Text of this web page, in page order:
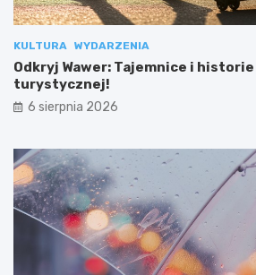
KULTURA WYDARZENIA
Odkryj Wawer: Tajemnice i
turystycznej!
6 sierpnia 2026